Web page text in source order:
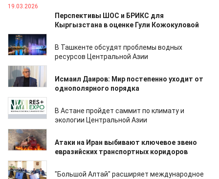
19.03.2026
Перспективы ШОС и БРИКС для
Кыргызстана в оценке Гули Кожокуловой
15.03.2026
В Ташкенте обсудят проблемы водных
ресурсов Центральной Азии
12.03.2026
Исмаил Даиров: Мир постепенно уходит от
однополярного порядка
05.03.2026
В Астане пройдет саммит по климату и
экологии Центральной Азии
01.03.2026
Атаки на Иран выбивают ключевое звено
евразийских транспортных коридоров
28.02.2026
"Большой Алтай" расширяет международное